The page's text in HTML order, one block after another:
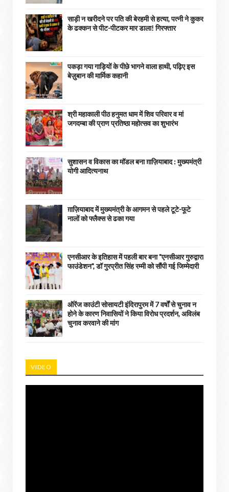
साड़ी न खरीदने पर पति की बेरहमी से हत्या, पत्नी ने कुकर
के ढक्कन से पीट-पीटकर मार डाला! गिरफ्तार
पकड़ा गया गाड़ियों के पीछे भागने वाला हाथी, पढ़िए इस
बेज़ुबान की मार्मिक कहानी
श्री महाकाली पीठ हनुमत धाम में शिव परिवार व मां
जगदम्बा की प्राण प्रतिष्ठा महोत्सव का शुभारंभ
सुशासन व विकास का मॉडल बना ग़ाज़ियाबाद : ​मुख्यमंत्री
योगी आदित्यनाथ
ग़ाज़ियाबाद में मुख्यमंत्री के आगमन से पहले टूटे-फूटे
नालों को फ्लैक्स से ढका गया
एनसीआर के इतिहास में पहली बार बना "एनसीआर गुरुद्वारा
फाउंडेशन", डॉ गुरप्रीत सिंह रम्मी को सौंपी गई जिम्मेदारी
ऑरेंज काउंटी सोसायटी इंदिरापुरम में 7 वर्षों से चुनाव न
होने के कारण निवासियों ने किया विरोध प्रदर्शन, अविलंब
चुनाव करवाने की मांग
VIDEO